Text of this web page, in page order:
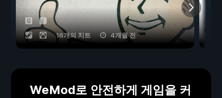
16개의 치트 4개월 전
WeMod로 안전하게 게임을 커